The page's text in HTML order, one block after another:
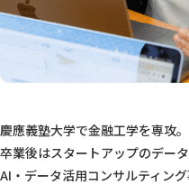
慶應義塾大学で金融工学を専攻。
卒業後はスタートアップのデー
AI・データ活用コンサルティング